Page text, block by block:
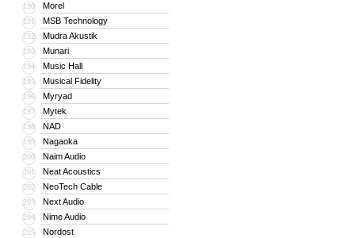
190 Morel
191 MSB Technology
192 Mudra Akustik
193 Munari
194 Music Hall
195 Musical Fidelity
196 Myryad
197 Mytek
198 NAD
199 Nagaoka
200 Naim Audio
201 Neat Acoustics
202 NeoTech Cable
203 Next Audio
204 Nime Audio
205 Nordost